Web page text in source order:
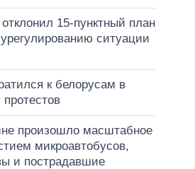
15-пунктный план
ситуации
к белорусам в
произошло масштабное
микроавтобусов,
и пострадавшие